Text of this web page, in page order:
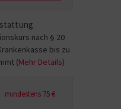
nach § 20
bis zu
(Mehr Details)
mindestens 75 €